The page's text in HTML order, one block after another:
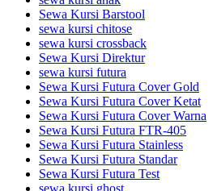
Sewa Kursi Barstool
sewa kursi chitose
sewa kursi crossback
Sewa Kursi Direktur
sewa kursi futura
Sewa Kursi Futura Cover Gold
Sewa Kursi Futura Cover Ketat
Sewa Kursi Futura Cover Warna
Sewa Kursi Futura FTR-405
Sewa Kursi Futura Stainless
Sewa Kursi Futura Standar
Sewa Kursi Futura Test
sewa kursi ghost